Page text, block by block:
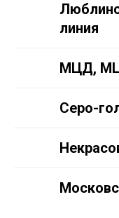
линия
МЦД,
Серо-